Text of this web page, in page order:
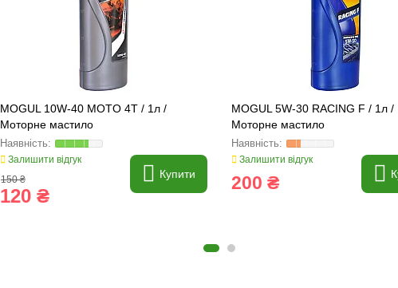
MOGUL 10W-40 MOTO 4T / 1л /
Моторне мастило
Залишити відгук
150 ₴
120 ₴
Купити
MOGUL 5W-30 RACING F / 1л /
Моторне мастило
Залишити відгук
200 ₴